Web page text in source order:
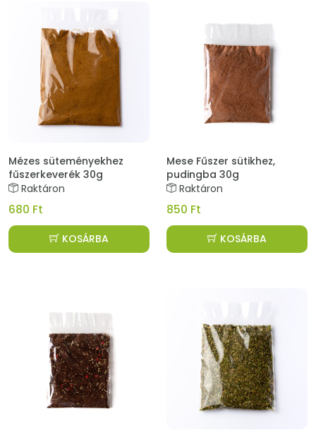
Mézes süteményekhez
fűszerkeverék 30g
Raktáron
680 Ft
KOSÁRBA
Mese Fűszer sütikhez,
pudingba 30g
Raktáron
850 Ft
KOSÁRBA